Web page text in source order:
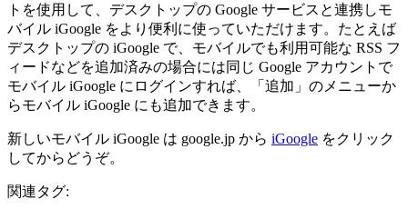
トを使用して、デスクトップの Google サービスと連携しモ
バイル iGoogle をより便利に使っていただけます。たとえば
デスクトップの iGoogle で、モバイルでも利用可能な RSS フ
ィードなどを追加済みの場合には同じ Google アカウントで
モバイル iGoogle にログインすれば、「追加」のメニューか
らモバイル iGoogle にも追加できます。
新しいモバイル iGoogle は google.jp から iGoogle をクリック
してからどうぞ。
関連タグ: